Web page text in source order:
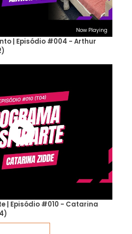
Now Playing
| Episódio #004 - Arthur
| Episódio #010 - Catarina